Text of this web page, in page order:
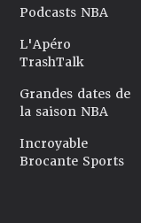
Podcasts NBA
L'Apéro
TrashTalk
Grandes dates de
la saison NBA
Incroyable
Brocante Sports